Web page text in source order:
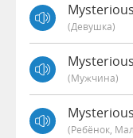
(девушка)
(мужчина)
(Ребёнок,